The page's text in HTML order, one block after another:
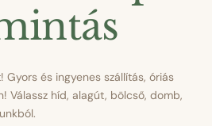
és ingyenes szállítás, óriás
Válassz híd, alagút, bölcső, domb,